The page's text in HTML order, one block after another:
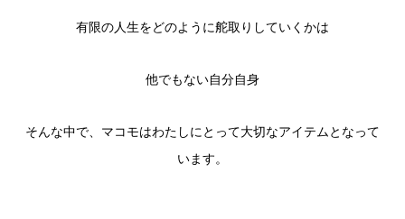
有限の人生をどのように舵取りしていくかは
他でもない自分自身
そんな中で、マコモはわたしにとって大切なアイテムとなって
います。